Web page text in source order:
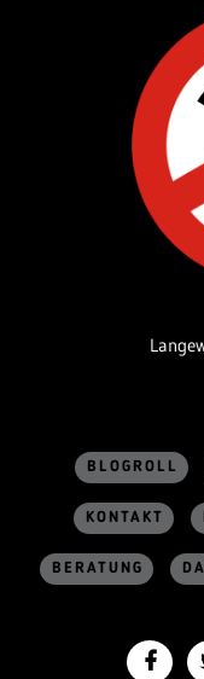
BLOGROLL
KONTAKT
BERATUNG